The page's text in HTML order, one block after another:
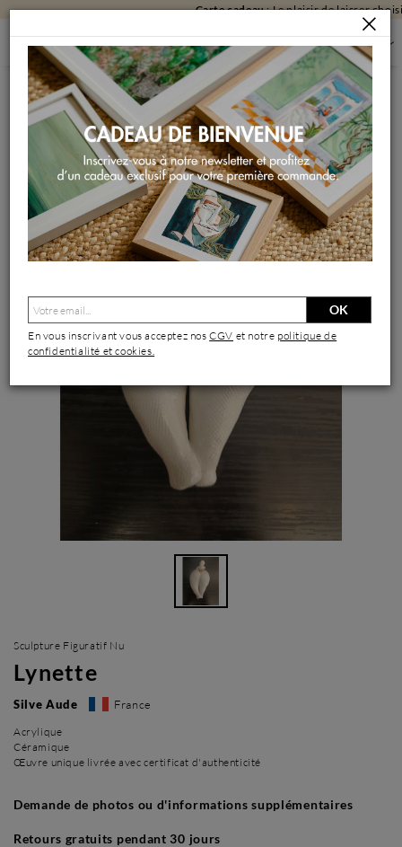
Carte cadeau: Le plaisir de laisser choisir !
SCULPTURES SCULPTURES PAR FORMAT
SCULPTURES PETIT FORMAT
LYNETTE
Sculpture Lynette par Silve Aude | Sculpture Figuratif Nu
Acrylique Céramique
Sculpture Figuratif Nu
Lynette
Silve Aude France
Acrylique
Céramique
Œuvre unique livrée avec certificat d'authenticité
Demande de photos ou d'informations supplémentaires
Retours gratuits pendant 30 jours
OK
En vous inscrivant vous acceptez nosCGV et notre politique de
confidentialité et cookies.